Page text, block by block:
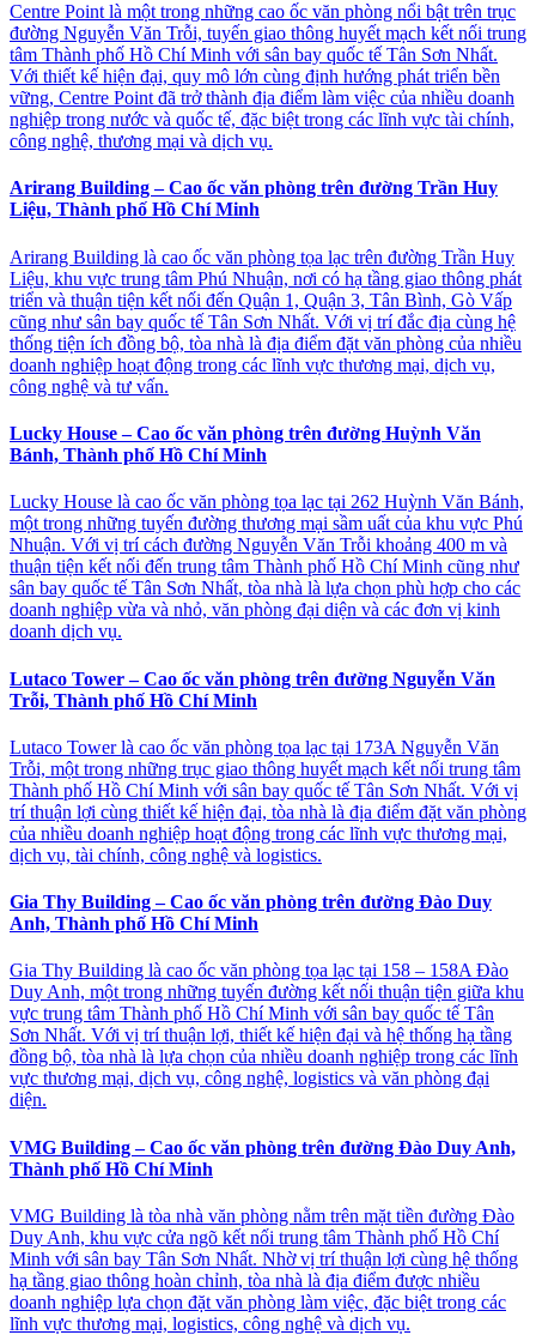
Centre Point là một trong những cao ốc văn phòng nổi bật trên trục
đường Nguyễn Văn Trỗi, tuyến giao thông huyết mạch kết nối trung
tâm Thành phố Hồ Chí Minh với sân bay quốc tế Tân Sơn Nhất.
Với thiết kế hiện đại, quy mô lớn cùng định hướng phát triển bền
vững, Centre Point đã trở thành địa điểm làm việc của nhiều doanh
nghiệp trong nước và quốc tế, đặc biệt trong các lĩnh vực tài chính,
công nghệ, thương mại và dịch vụ.
Arirang Building – Cao ốc văn phòng trên đường Trần Huy
Liệu, Thành phố Hồ Chí Minh
Arirang Building là cao ốc văn phòng tọa lạc trên đường Trần Huy
Liệu, khu vực trung tâm Phú Nhuận, nơi có hạ tầng giao thông phát
triển và thuận tiện kết nối đến Quận 1, Quận 3, Tân Bình, Gò Vấp
cũng như sân bay quốc tế Tân Sơn Nhất. Với vị trí đắc địa cùng hệ
thống tiện ích đồng bộ, tòa nhà là địa điểm đặt văn phòng của nhiều
doanh nghiệp hoạt động trong các lĩnh vực thương mại, dịch vụ,
công nghệ và tư vấn.
Lucky House – Cao ốc văn phòng trên đường Huỳnh Văn
Bánh, Thành phố Hồ Chí Minh
Lucky House là cao ốc văn phòng tọa lạc tại 262 Huỳnh Văn Bánh,
một trong những tuyến đường thương mại sầm uất của khu vực Phú
Nhuận. Với vị trí cách đường Nguyễn Văn Trỗi khoảng 400 m và
thuận tiện kết nối đến trung tâm Thành phố Hồ Chí Minh cũng như
sân bay quốc tế Tân Sơn Nhất, tòa nhà là lựa chọn phù hợp cho các
doanh nghiệp vừa và nhỏ, văn phòng đại diện và các đơn vị kinh
doanh dịch vụ.
Lutaco Tower – Cao ốc văn phòng trên đường Nguyễn Văn
Trỗi, Thành phố Hồ Chí Minh
Lutaco Tower là cao ốc văn phòng tọa lạc tại 173A Nguyễn Văn
Trỗi, một trong những trục giao thông huyết mạch kết nối trung tâm
Thành phố Hồ Chí Minh với sân bay quốc tế Tân Sơn Nhất. Với vị
trí thuận lợi cùng thiết kế hiện đại, tòa nhà là địa điểm đặt văn phòng
của nhiều doanh nghiệp hoạt động trong các lĩnh vực thương mại,
dịch vụ, tài chính, công nghệ và logistics.
Gia Thy Building – Cao ốc văn phòng trên đường Đào Duy
Anh, Thành phố Hồ Chí Minh
Gia Thy Building là cao ốc văn phòng tọa lạc tại 158 – 158A Đào
Duy Anh, một trong những tuyến đường kết nối thuận tiện giữa khu
vực trung tâm Thành phố Hồ Chí Minh với sân bay quốc tế Tân
Sơn Nhất. Với vị trí thuận lợi, thiết kế hiện đại và hệ thống hạ tầng
đồng bộ, tòa nhà là lựa chọn của nhiều doanh nghiệp trong các lĩnh
vực thương mại, dịch vụ, công nghệ, logistics và văn phòng đại
diện.
VMG Building – Cao ốc văn phòng trên đường Đào Duy Anh,
Thành phố Hồ Chí Minh
VMG Building là tòa nhà văn phòng nằm trên mặt tiền đường Đào
Duy Anh, khu vực cửa ngõ kết nối trung tâm Thành phố Hồ Chí
Minh với sân bay Tân Sơn Nhất. Nhờ vị trí thuận lợi cùng hệ thống
hạ tầng giao thông hoàn chỉnh, tòa nhà là địa điểm được nhiều
doanh nghiệp lựa chọn đặt văn phòng làm việc, đặc biệt trong các
lĩnh vực thương mại, logistics, công nghệ và dịch vụ.